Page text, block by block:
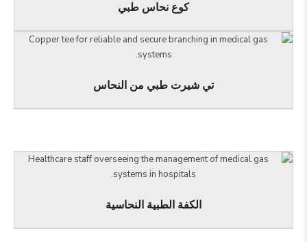
كوع نحاس طبي
تي شيرت طبي من النحاس
الكفة الطبية النحاسية